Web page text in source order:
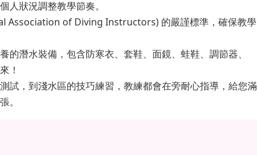
人狀況調整教學節奏。
Association of Diving Instructors) 的嚴謹標準，確保教學
的潛水裝備，包含防寒衣、套鞋、面鏡、蛙鞋、調節器、
！
試，到淺水區的技巧練習，教練都會在旁耐心指導，給您滿
。